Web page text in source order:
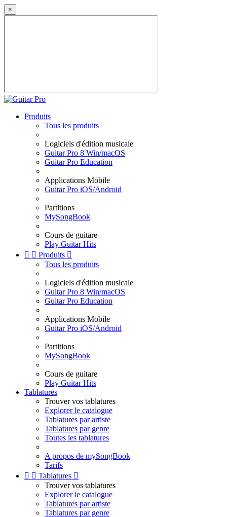
×
Produits
Tous les produits
Logiciels d'édition musicale
Guitar Pro 8 Win/macOS
Guitar Pro Education
Applications Mobile
Guitar Pro iOS/Android
Partitions
MySongBook
Cours de guitare
Play Guitar Hits
  Produits 
Tous les produits
Logiciels d'édition musicale
Guitar Pro 8 Win/macOS
Guitar Pro Education
Applications Mobile
Guitar Pro iOS/Android
Partitions
MySongBook
Cours de guitare
Play Guitar Hits
Tablatures
Trouver vos tablatures
Explorer le catalogue
Tablatures par artiste
Tablatures par genre
Toutes les tablatures
A propos de mySongBook
Tarifs
  Tablatures 
Trouver vos tablatures
Explorer le catalogue
Tablatures par artiste
Tablatures par genre